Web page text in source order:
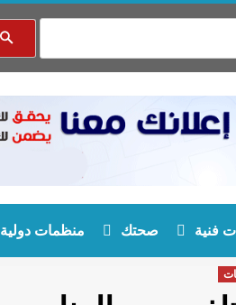
فنية صحتك منظمات دولية